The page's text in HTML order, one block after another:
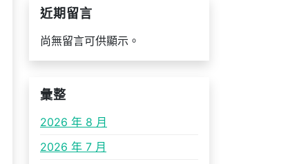
近期留言
尚無留言可供顯示。
彙整
2026 年 8 月
2026 年 7 月